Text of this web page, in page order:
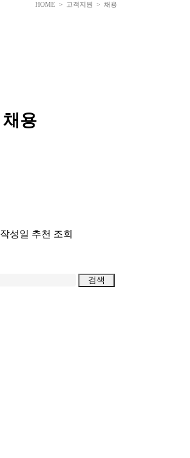
HOME > 고객지원 > 채용
채용
작성일 추천 조회
검색